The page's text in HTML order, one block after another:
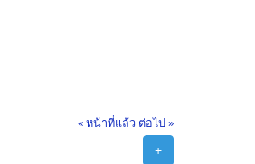
« หน้าที่แล้ว ต่อไป »
+